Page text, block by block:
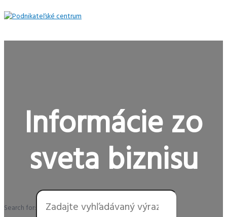
Preskočiť
na
Menu
Informácie zo
sveta biznisu
Search for: